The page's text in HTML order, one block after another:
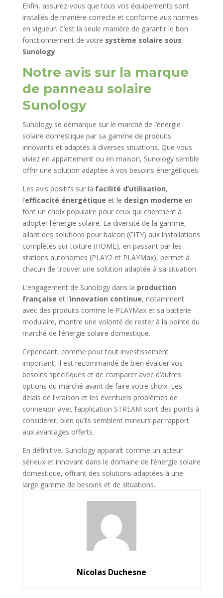
Enfin, assurez-vous que tous vos équipements sont
installés de manière correcte et conforme aux normes
en vigueur. C’est la seule manière de garantir le bon
fonctionnement de votre système solaire sous
Sunology.
Notre avis sur la marque
de panneau solaire
Sunology
Sunology se démarque sur le marché de l’énergie
solaire domestique par sa gamme de produits
innovants et adaptés à diverses situations. Que vous
viviez en appartement ou en maison, Sunology semble
offrir une solution adaptée à vos besoins énergétiques.
Les avis positifs sur la facilité d’utilisation,
l’efficacité énergétique et le design moderne en
font un choix populaire pour ceux qui cherchent à
adopter l’énergie solaire. La diversité de la gamme,
allant des solutions pour balcon (CITY) aux installations
complètes sur toiture (HOME), en passant par les
stations autonomes (PLAY2 et PLAYMax), permet à
chacun de trouver une solution adaptée à sa situation.
L’engagement de Sunology dans la production
française et l’innovation continue, notamment
avec des produits comme le PLAYMax et sa batterie
modulaire, montre une volonté de rester à la pointe du
marché de l’énergie solaire domestique.
Cependant, comme pour tout investissement
important, il est recommandé de bien évaluer vos
besoins spécifiques et de comparer avec d’autres
options du marché avant de faire votre choix. Les
délais de livraison et les éventuels problèmes de
connexion avec l’application STREAM sont des points à
considérer, bien qu’ils semblent mineurs par rapport
aux avantages offerts.
En définitive, Sunology apparaît comme un acteur
sérieux et innovant dans le domaine de l’énergie solaire
domestique, offrant des solutions adaptées à une
large gamme de besoins et de situations.
Nicolas Duchesne